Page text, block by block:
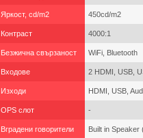
Яркост, cd/m2 450cd/m2
Контраст 4000:1
Безжична свързаност WiFi, Bluetooth
Входове 2 HDMI, USB,
Изходи HDMI, USB,
OPS слот -
Вградени говорители Built in Speaker